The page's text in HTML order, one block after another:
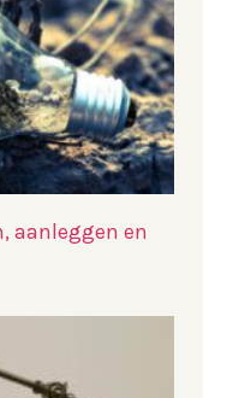
aanleggen en